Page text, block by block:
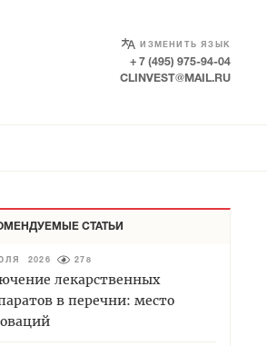
ИЗМЕНИТЬ ЯЗЫК
SELECT LANGUAGE
+ 7 (495) 975-94-04
CLINVEST@MAIL.RU
СТАТЬИ
2026 278
лекарственных
в перечни: место